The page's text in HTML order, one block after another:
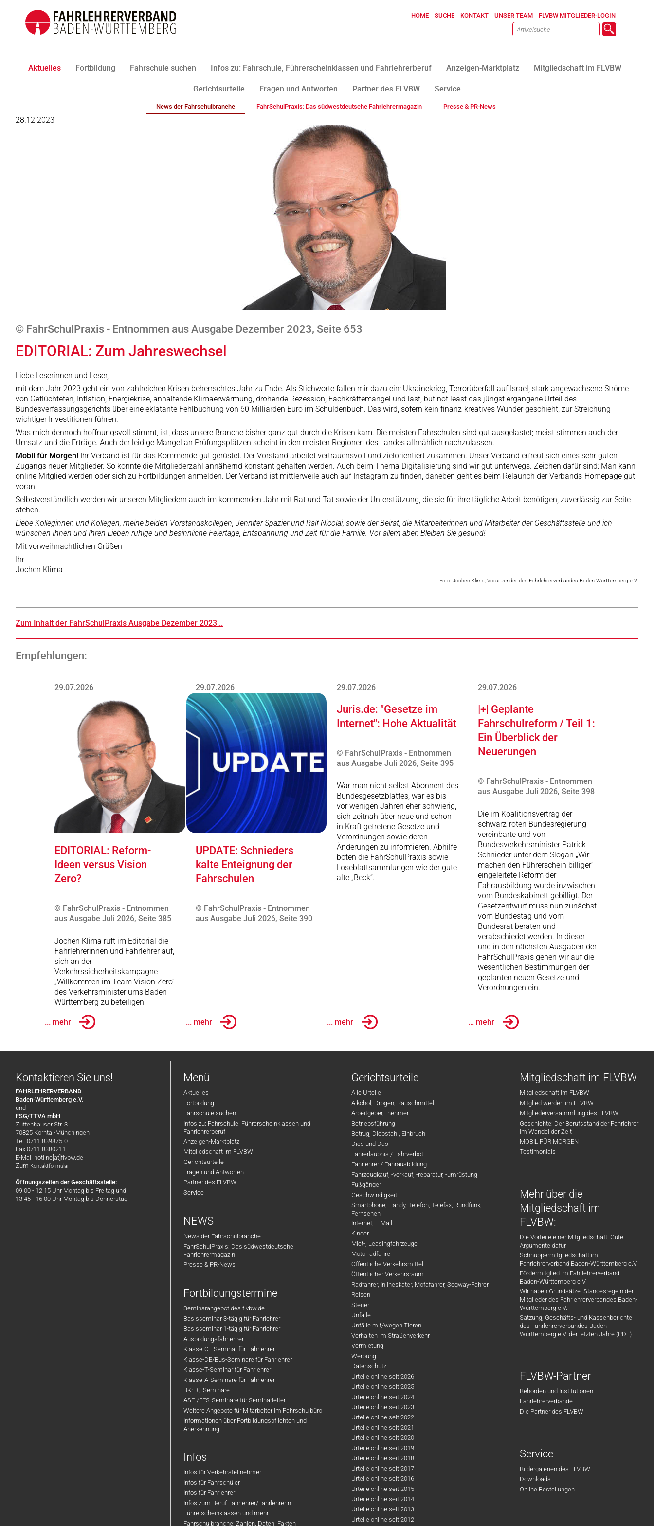
HOME SUCHE KONTAKT UNSER TEAM FLVBW MITGLIEDER-LOGIN
Aktuelles Fortbildung Fahrschule suchen Infos zu: Fahrschule, Führerscheinklassen und Fahrlehrerberuf Anzeigen-Marktplatz Mitgliedschaft im FLVBW
Gerichtsurteile Fragen und Antworten Partner des FLVBW Service
News der Fahrschulbranche FahrSchulPraxis: Das südwestdeutsche Fahrlehrermagazin Presse & PR-News
28.12.2023
© FahrSchulPraxis - Entnommen aus Ausgabe Dezember 2023, Seite 653
EDITORIAL: Zum Jahreswechsel
Liebe Leserinnen und Leser,
mit dem Jahr 2023 geht ein von zahlreichen Krisen beherrschtes Jahr zu Ende. Als Stichworte fallen mir dazu ein: Ukrainekrieg, Terrorüberfall auf Israel, stark angewachsene Ströme
von Geflüchteten, Inflation, Energiekrise, anhaltende Klimaerwärmung, drohende Rezession, Fachkräftemangel und last, but not least das jüngst ergangene Urteil des
Bundesverfassungsgerichts über eine eklatante Fehlbuchung von 60 Milliarden Euro im Schuldenbuch. Das wird, sofern kein finanz-kreatives Wunder geschieht, zur Streichung
wichtiger Investitionen führen.
Was mich dennoch hoffnungsvoll stimmt, ist, dass unsere Branche bisher ganz gut durch die Krisen kam. Die meisten Fahrschulen sind gut ausgelastet; meist stimmen auch der
Umsatz und die Erträge. Auch der leidige Mangel an Prüfungsplätzen scheint in den meisten Regionen des Landes allmählich nachzulassen.
Mobil für Morgen! Ihr Verband ist für das Kommende gut gerüstet. Der Vorstand arbeitet vertrauensvoll und zielorientiert zusammen. Unser Verband erfreut sich eines sehr guten
Zugangs neuer Mitglieder. So konnte die Mitgliederzahl annähernd konstant gehalten werden. Auch beim Thema Digitalisierung sind wir gut unterwegs. Zeichen dafür sind: Man kann
online Mitglied werden oder sich zu Fortbildungen anmelden. Der Verband ist mittlerweile auch auf Instagram zu finden, daneben geht es beim Relaunch der Verbands-Homepage gut
voran.
Selbstverständlich werden wir unseren Mitgliedern auch im kommenden Jahr mit Rat und Tat sowie der Unterstützung, die sie für ihre tägliche Arbeit benötigen, zuverlässig zur Seite
stehen.
Liebe Kolleginnen und Kollegen, meine beiden Vorstandskollegen, Jennifer Spazier und Ralf Nicolai, sowie der Beirat, die Mitarbeiterinnen und Mitarbeiter der Geschäftsstelle und ich
wünschen Ihnen und Ihren Lieben ruhige und besinnliche Feiertage, Entspannung und Zeit für die Familie. Vor allem aber: Bleiben Sie gesund!
Mit vorweihnachtlichen Grüßen
Ihr
Jochen Klima
Foto: Jochen Klima, Vorsitzender des Fahrlehrerverbandes Baden-Württemberg e.V.
Zum Inhalt der FahrSchulPraxis Ausgabe Dezember 2023...
Empfehlungen:
29.07.2026
EDITORIAL: Reform-
Ideen versus Vision
Zero?
© FahrSchulPraxis - Entnommen
aus Ausgabe Juli 2026, Seite 385
Jochen Klima ruft im Editorial die
Fahrlehrerinnen und Fahrlehrer auf,
sich an der
Verkehrssicherheitskampagne
„Willkommen im Team Vision Zero“
des Verkehrsministeriums Baden-
Württemberg zu beteiligen.
... mehr
29.07.2026
UPDATE: Schnieders
kalte Enteignung der
Fahrschulen
© FahrSchulPraxis - Entnommen
aus Ausgabe Juli 2026, Seite 390
... mehr
29.07.2026
Juris.de: "Gesetze im
Internet": Hohe Aktualität
© FahrSchulPraxis - Entnommen
aus Ausgabe Juli 2026, Seite 395
War man nicht selbst Abonnent des
Bundesgesetzblattes, war es bis
vor wenigen Jahren eher schwierig,
sich zeitnah über neue und schon
in Kraft getretene Gesetze und
Verordnungen sowie deren
Änderungen zu informieren. Abhilfe
boten die FahrSchulPraxis sowie
Loseblattsammlungen wie der gute
alte „Beck“.
... mehr
29.07.2026
|+| Geplante
Fahrschulreform / Teil 1:
Ein Überblick der
Neuerungen
© FahrSchulPraxis - Entnommen
aus Ausgabe Juli 2026, Seite 398
Die im Koalitionsvertrag der
schwarz-roten Bundesregierung
vereinbarte und von
Bundesverkehrsminister Patrick
Schnieder unter dem Slogan „Wir
machen den Führerschein billiger“
eingeleitete Reform der
Fahrausbildung wurde inzwischen
vom Bundeskabinett gebilligt. Der
Gesetzentwurf muss nun zunächst
vom Bundestag und vom
Bundesrat beraten und
verabschiedet werden. In dieser
und in den nächsten Ausgaben der
FahrSchulPraxis gehen wir auf die
wesentlichen Bestimmungen der
geplanten neuen Gesetze und
Verordnungen ein.
... mehr
Kontaktieren Sie uns!
FAHRLEHRERVERBAND
Baden-Württemberg e.V.
und
FSG/TTVA mbH
Zuffenhauser Str. 3
70825 Korntal-Münchingen
Tel. 0711 839875-0
Fax 0711 8380211
E-Mail hotline[at]flvbw.de
Zum Kontaktformular
Öffnungszeiten der Geschäftsstelle:
09.00 - 12.15 Uhr Montag bis Freitag und
13.45 - 16.00 Uhr Montag bis Donnerstag
Menü
Aktuelles
Fortbildung
Fahrschule suchen
Infos zu: Fahrschule, Führerscheinklassen und
Fahrlehrerberuf
Anzeigen-Marktplatz
Mitgliedschaft im FLVBW
Gerichtsurteile
Fragen und Antworten
Partner des FLVBW
Service
NEWS
News der Fahrschulbranche
FahrSchulPraxis: Das südwestdeutsche
Fahrlehrermagazin
Presse & PR-News
Fortbildungstermine
Seminarangebot des flvbw.de
Basisseminar 3-tägig für Fahrlehrer
Basisseminar 1-tägig für Fahrlehrer
Ausbildungsfahrlehrer
Klasse-CE-Seminar für Fahrlehrer
Klasse-DE/Bus-Seminare für Fahrlehrer
Klasse-T-Seminar für Fahrlehrer
Klasse-A-Seminare für Fahrlehrer
BKrFQ-Seminare
ASF-/FES-Seminare für Seminarleiter
Weitere Angebote für Mitarbeiter im Fahrschulbüro
Informationen über Fortbildungspflichten und
Anerkennung
Infos
Infos für Verkehrsteilnehmer
Infos für Fahrschüler
Infos für Fahrlehrer
Infos zum Beruf Fahrlehrer/Fahrlehrerin
Führerscheinklassen und mehr
Fahrschulbranche: Zahlen, Daten, Fakten
Gerichtsurteile
Alle Urteile
Alkohol, Drogen, Rauschmittel
Arbeitgeber, -nehmer
Betriebsführung
Betrug, Diebstahl, Einbruch
Dies und Das
Fahrerlaubnis / Fahrverbot
Fahrlehrer / Fahrausbildung
Fahrzeugkauf, -verkauf, -reparatur, -umrüstung
Fußgänger
Geschwindigkeit
Smartphone, Handy, Telefon, Telefax, Rundfunk,
Fernsehen
Internet, E-Mail
Kinder
Miet-, Leasingfahrzeuge
Motorradfahrer
Öffentliche Verkehrsmittel
Öffentlicher Verkehrsraum
Radfahrer, Inlineskater, Mofafahrer, Segway-Fahrer
Reisen
Steuer
Unfälle
Unfälle mit/wegen Tieren
Verhalten im Straßenverkehr
Vermietung
Werbung
Datenschutz
Urteile online seit 2026
Urteile online seit 2025
Urteile online seit 2024
Urteile online seit 2023
Urteile online seit 2022
Urteile online seit 2021
Urteile online seit 2020
Urteile online seit 2019
Urteile online seit 2018
Urteile online seit 2017
Urteile online seit 2016
Urteile online seit 2015
Urteile online seit 2014
Urteile online seit 2013
Urteile online seit 2012
Mitgliedschaft im FLVBW
Mitgliedschaft im FLVBW
Mitglied werden im FLVBW
Mitgliederversammlung des FLVBW
Geschichte: Der Berufsstand der Fahrlehrer
im Wandel der Zeit
MOBIL FÜR MORGEN
Testimonials
Mehr über die
Mitgliedschaft im
FLVBW:
Die Vorteile einer Mitgliedschaft: Gute
Argumente dafür
Schnuppermitgliedschaft im
Fahrlehrerverband Baden-Württemberg e.V.
Fördermitglied im Fahrlehrerverband
Baden-Württemberg e.V.
Wir haben Grundsätze: Standesregeln der
Mitglieder des Fahrlehrerverbandes Baden-
Württemberg e.V.
Satzung, Geschäfts- und Kassenberichte
des Fahrlehrerverbandes Baden-
Württemberg e.V. der letzten Jahre (PDF)
FLVBW-Partner
Behörden und Institutionen
Fahrlehrerverbände
Die Partner des FLVBW
Service
Bildergalerien des FLVBW
Downloads
Online Bestellungen